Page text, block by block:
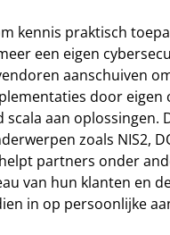
kennis praktisch
een eigen
aanschuiven
door eigen
scala aan oplossingen.
zoals NIS2,
partners onder
van hun klanten en
in op persoonlijke